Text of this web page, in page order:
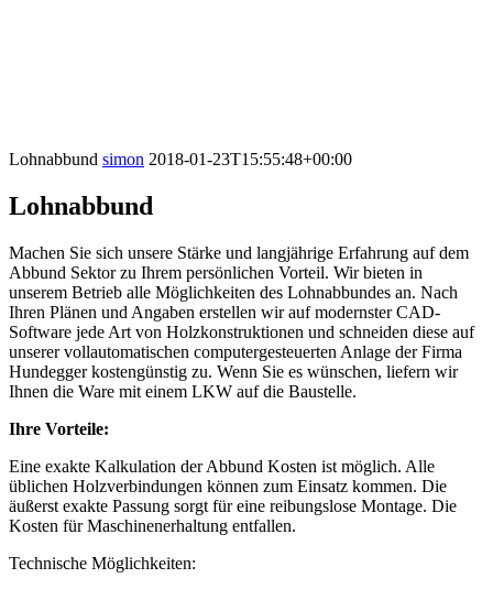
Lohnabbund simon 2018-01-23T15:55:48+00:00
Lohnabbund
Machen Sie sich unsere Stärke und langjährige Erfahrung auf dem
Abbund Sektor zu Ihrem persönlichen Vorteil. Wir bieten in
unserem Betrieb alle Möglichkeiten des Lohnabbundes an. Nach
Ihren Plänen und Angaben erstellen wir auf modernster CAD-
Software jede Art von Holzkonstruktionen und schneiden diese auf
unserer vollautomatischen computergesteuerten Anlage der Firma
Hundegger kostengünstig zu. Wenn Sie es wünschen, liefern wir
Ihnen die Ware mit einem LKW auf die Baustelle.
Ihre Vorteile:
Eine exakte Kalkulation der Abbund Kosten ist möglich. Alle
üblichen Holzverbindungen können zum Einsatz kommen. Die
äußerst exakte Passung sorgt für eine reibungslose Montage. Die
Kosten für Maschinenerhaltung entfallen.
Technische Möglichkeiten: